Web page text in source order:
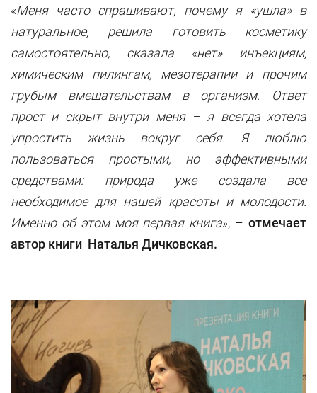
«Меня часто спрашивают, почему я «ушла» в
натуральное, решила готовить косметику
самостоятельно, сказала «нет» инъекциям,
химическим пилингам, мезотерапии и прочим
грубым вмешательствам в организм. Ответ
прост и скрыт внутри меня – я всегда хотела
упростить жизнь вокруг себя. Я люблю
пользоваться простыми, но эффективными
средствами: природа уже создала все
необходимое для нашей красоты и молодости.
Именно об этом моя первая книга», –отмечает
автор книги Наталья Дичковская.